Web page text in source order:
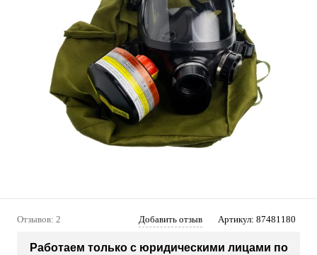
Отзывов: 2 Добавить отзыв Артикул: 87481180
Работаем только с юридическими лицами по